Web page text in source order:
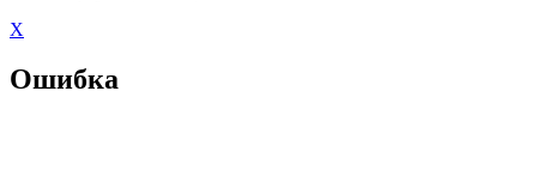
X
Ошибка